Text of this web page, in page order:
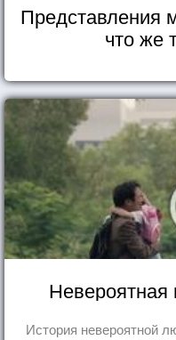
Представления
что же
Невероятная
История невероятной